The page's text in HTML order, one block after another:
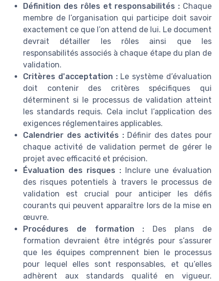
Définition des rôles et responsabilités : Chaque
membre de l’organisation qui participe doit savoir
exactement ce que l’on attend de lui. Le document
devrait détailler les rôles ainsi que les
responsabilités associés à chaque étape du plan de
validation.
Critères d'acceptation : Le système d’évaluation
doit contenir des critères spécifiques qui
déterminent si le processus de validation atteint
les standards requis. Cela inclut l’application des
exigences réglementaires applicables.
Calendrier des activités : Définir des dates pour
chaque activité de validation permet de gérer le
projet avec efficacité et précision.
Évaluation des risques :
Inclure une évaluation
des risques potentiels à travers le processus de
validation est crucial pour anticiper les défis
courants qui peuvent apparaître lors de la mise en
œuvre.
Procédures de formation : Des plans de
formation devraient être intégrés pour s’assurer
que les équipes comprennent bien le processus
pour lequel elles sont responsables, et qu’elles
adhèrent aux standards qualité en vigueur.